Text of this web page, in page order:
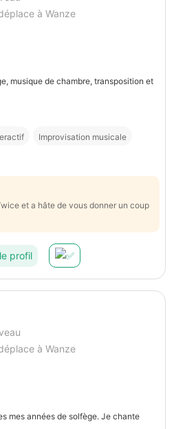
à Wanze
musique de chambre, transposition et
Improvisation musicale
et a hâte de vous donner un coup
profil
à Wanze
mes années de solfège. Je chante